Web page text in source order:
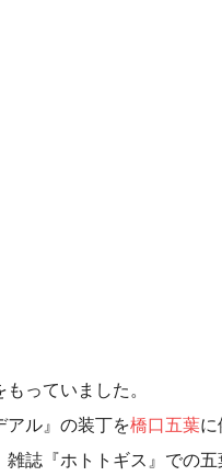
っていました。
ル』の装丁を橋口五葉に
誌『ホトトギス』での